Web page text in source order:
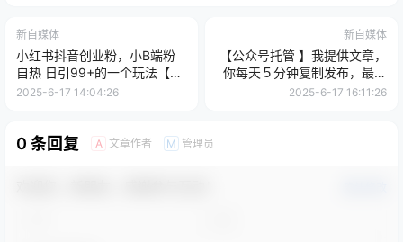
新自媒体
小红书抖音创业粉，小B端粉
自热 日引99+的一个玩法【揭
秘】
2025-6-17 14:04:26
新自媒体
【公众号托管 】我提供文章，
你每天５分钟复制发布，最高
月入1W
2025-6-17 16:11:26
0 条回复 A 文章作者 M 管理员